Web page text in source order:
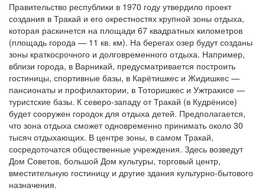
Правительство республики в 1970 году утвердило проект
создания в Тракай и его окрестностях крупной зоны отдыха,
которая раскинется на площади 67 квадратных километров
(площадь города — 11 кв. км). На берегах озер будут созданы
зоны краткосрочного и долговременного отдыха. Например,
вблизи города, в Варникай, предусматривается построить
гостиницы, спортивные базы, в Карётишкес и Жидишкес —
пансионаты и профилактории, в Тоторишкес и Ужтракисе —
туристские базы. К северо-западу от Тракай (в Кудрёнисе)
будет сооружен городок для отдыха детей. Предполагается,
что зона отдыха сможет одновременно принимать около 30
тысяч отдыхающих. В центре зоны, в самом Тракай,
сосредоточатся общественные учреждения. Здесь возведут
Дом Советов, большой Дом культуры, торговый центр,
вместительную гостиницу и другие здания культурно-бытового
назначения.